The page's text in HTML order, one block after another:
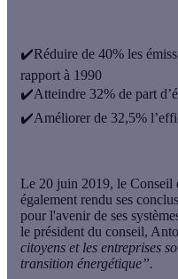
✔️Réduire de 40% les
rapport à 1990
✔️Atteindre 32% de part
✔️Améliorer de 32,5%
Le 20 juin 2019, le Conseil
également rendu ses
pour l'avenir de ses
le président du conseil,
citoyens et les entreprises
transition énergétique”.